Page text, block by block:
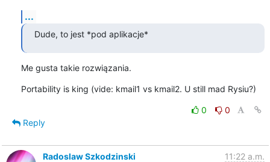
...
Dude, to jest *pod aplikacje*
Me gusta takie rozwiązania.
Portability is king (vide: kmail1 vs kmail2. U still mad Rysiu?)
0
0
Reply
Radoslaw Szkodzinski 11:22 a.m.